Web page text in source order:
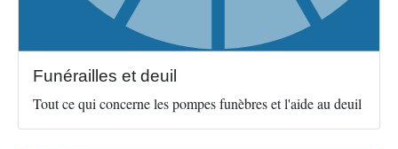
Funérailles et deuil
Tout ce qui concerne les pompes funèbres et l'aide au deuil